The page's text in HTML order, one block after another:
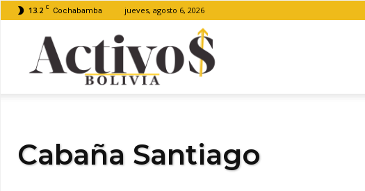
13.2 C Cochabamba jueves, agosto 6, 2026
Cabaña Santiago